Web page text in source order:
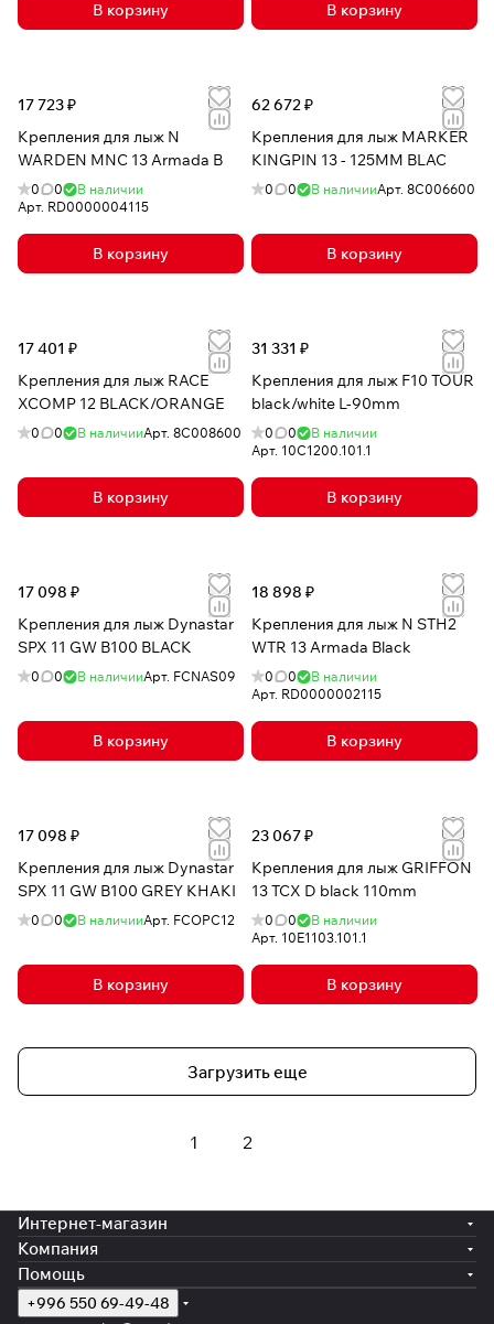
В корзину В корзину
17 723 ₽
Крепления для лыж N
WARDEN MNC 13 Armada B
0 0
В наличии
Арт. RD0000004115
В корзину
62 672 ₽
Крепления для лыж MARKER
KINGPIN 13 - 125MM BLAC
0 0 В наличииАрт. 8C006600
В корзину
17 401 ₽
Крепления для лыж RACE
XCOMP 12 BLACK/ORANGE
0 0 В наличииАрт. 8C008600
В корзину
31 331 ₽
Крепления для лыж F10 TOUR
black/white L-90mm
0 0
В наличии
Арт. 10C1200.101.1
В корзину
17 098 ₽
Крепления для лыж Dynastar
SPX 11 GW B100 BLACK
0 0 В наличииАрт. FCNAS09
В корзину
18 898 ₽
Крепления для лыж N STH2
WTR 13 Armada Black
0 0
В наличии
Арт. RD0000002115
В корзину
17 098 ₽
Крепления для лыж Dynastar
SPX 11 GW B100 GREY KHAKI
0 0 В наличииАрт. FCOPC12
В корзину
23 067 ₽
Крепления для лыж GRIFFON
13 TCX D black 110mm
0 0
В наличии
Арт. 10E1103.101.1
В корзину
Загрузить еще
1 2
Интернет-магазин
Компания
Помощь
+996 550 69-49-48